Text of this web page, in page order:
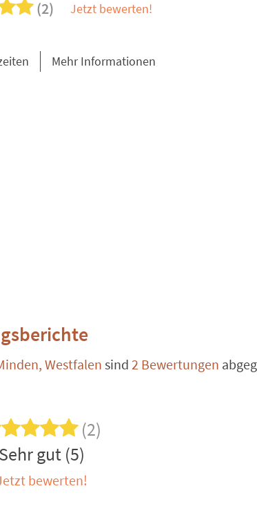
(2) Jetzt bewerten!
Mehr Informationen
Westfalen sind 2 Bewertungen
(2)
Sehr gut (5)
bewerten!